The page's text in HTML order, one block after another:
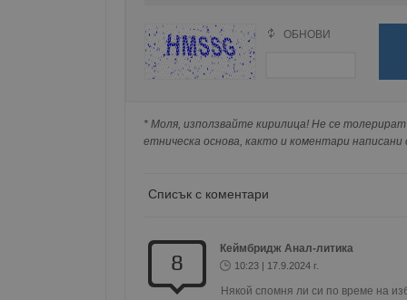
Поради зачестилите злоупотреби в сайта,
изискваме да се идентифицирате с Google
съхранявана при нас или показвана на
ОБНОВИ
* Моля, използвайте кирилица! Не се
етническа основа, както и коментари написани
Списък с коментари
8
Кеймбридж Анал-литика
10:23 | 17.9.2024 г.
Някой спомня ли си по време на
__cf_bm